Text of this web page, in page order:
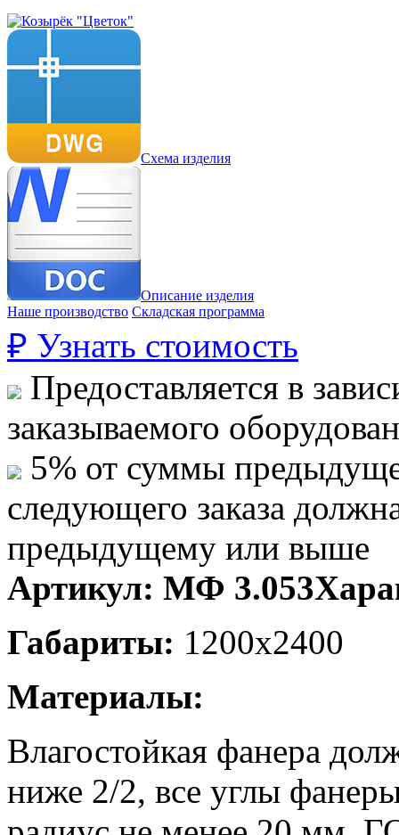
Схема изделия
Описание изделия
Наше производство Складская программа
₽ Узнать стоимость
Предоставляется в
заказываемого
5% от суммы
следующего заказа
предыдущему или выше
Артикул: МФ 3.053
Габариты: 1200х2400
Материалы:
Влагостойкая фанера
ниже 2/2, все углы